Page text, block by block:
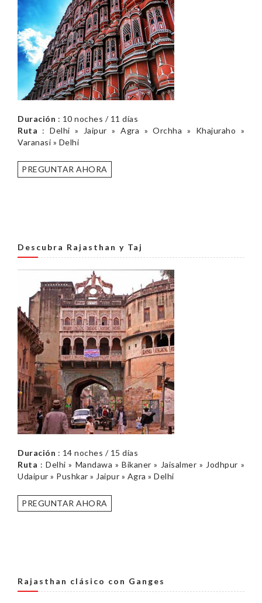
Duración : 10 noches / 11 días
Ruta : Delhi » Jaipur » Agra » Orchha » Khajuraho »
Varanasi » Delhi
PREGUNTAR AHORA
Descubra Rajasthan y Taj
Duración : 14 noches / 15 días
Ruta : Delhi » Mandawa » Bikaner » Jaisalmer » Jodhpur »
Udaipur » Pushkar » Jaipur » Agra » Delhi
PREGUNTAR AHORA
Rajasthan clásico con Ganges